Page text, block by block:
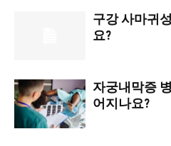
구강 사마귀
요?
자궁내막증
어지나요?